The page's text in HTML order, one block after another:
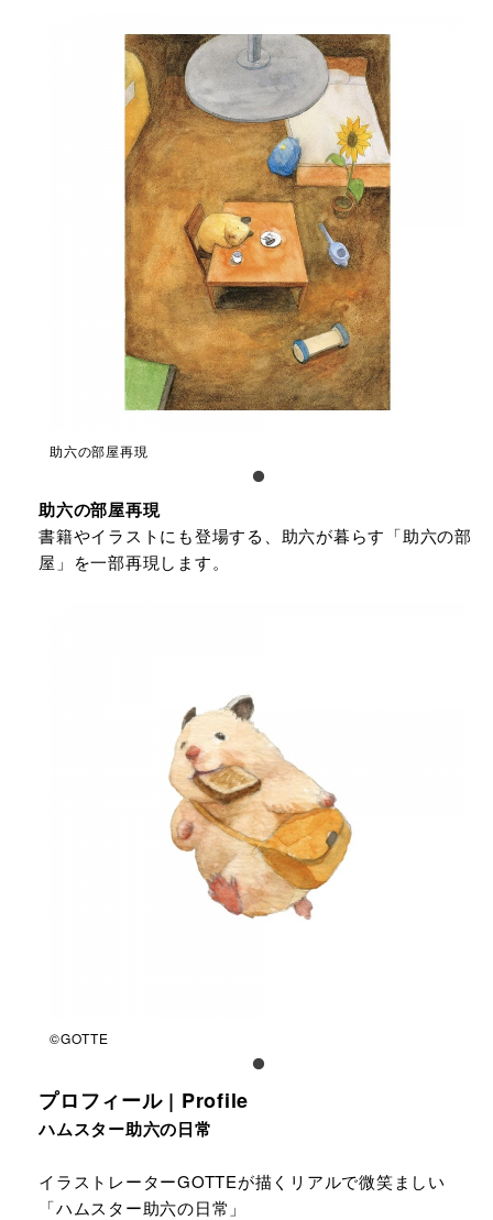
助六の部屋再現
助六の部屋再現
書籍やイラストにも登場する、助六が暮らす「助六の部
屋」を一部再現します。
©GOTTE
プロフィール | Profile
ハムスター助六の日常
イラストレーターGOTTEが描くリアルで微笑ましい
「ハムスター助六の日常」